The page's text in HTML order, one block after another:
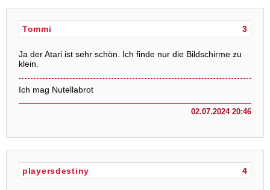
3
Tommi
Ja der Atari ist sehr schön. Ich finde nur die Bildschirme zu
klein.
Ich mag Nutellabrot
02.07.2024 20:46
4
playersdestiny